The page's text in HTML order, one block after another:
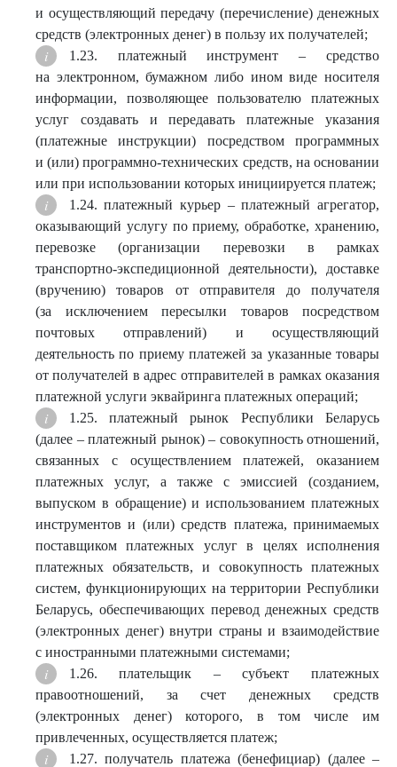
и осуществляющий передачу (перечисление) денежных
средств (электронных денег) в пользу их получателей;
1.23. платежный инструмент – средство
на электронном, бумажном либо ином виде носителя
информации, позволяющее пользователю платежных
услуг создавать и передавать платежные указания
(платежные инструкции) посредством программных
и (или) программно-технических средств, на основании
или при использовании которых инициируется платеж;
1.24. платежный курьер – платежный агрегатор,
оказывающий услугу по приему, обработке, хранению,
перевозке (организации перевозки в рамках
транспортно-экспедиционной деятельности), доставке
(вручению) товаров от отправителя до получателя
(за исключением пересылки товаров посредством
почтовых отправлений) и осуществляющий
деятельность по приему платежей за указанные товары
от получателей в адрес отправителей в рамках оказания
платежной услуги эквайринга платежных операций;
1.25. платежный рынок Республики Беларусь
(далее – платежный рынок) – совокупность отношений,
связанных с осуществлением платежей, оказанием
платежных услуг, а также с эмиссией (созданием,
выпуском в обращение) и использованием платежных
инструментов и (или) средств платежа, принимаемых
поставщиком платежных услуг в целях исполнения
платежных обязательств, и совокупность платежных
систем, функционирующих на территории Республики
Беларусь, обеспечивающих перевод денежных средств
(электронных денег) внутри страны и взаимодействие
с иностранными платежными системами;
1.26. плательщик – субъект платежных
правоотношений, за счет денежных средств
(электронных денег) которого, в том числе им
привлеченных, осуществляется платеж;
1.27. получатель платежа (бенефициар) (далее –